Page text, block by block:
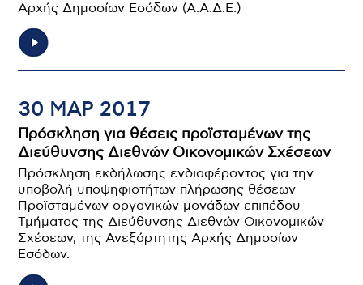
Αρχής Δημοσίων Εσόδων (Α.Α.Δ.Ε.)
30 ΜΑΡ 2017
Πρόσκληση για θέσεις προϊσταμένων της
Διεύθυνσης Διεθνών Οικονομικών Σχέσεων
Πρόσκληση εκδήλωσης ενδιαφέροντος για την
υποβολή υποψηφιοτήτων πλήρωσης θέσεων
Προϊσταμένων οργανικών μονάδων επιπέδου
Τμήματος της Διεύθυνσης Διεθνών Οικονομικών
Σχέσεων, της Ανεξάρτητης Αρχής Δημοσίων
Εσόδων.